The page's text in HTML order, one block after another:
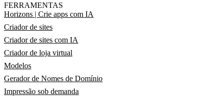
FERRAMENTAS
Horizons | Crie apps com IA
Criador de sites
Criador de sites com IA
Criador de loja virtual
Modelos
Gerador de Nomes de Domínio
Impressão sob demanda